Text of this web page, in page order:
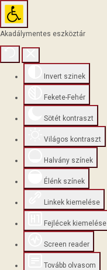
Akadálymentes eszköztár
Invert szinek
Fekete-Fehér
Sötét kontraszt
Világos kontraszt
Halvány színek
Élénk színek
Linkek kiemelése
Fejlécek kiemelése
Screen reader
Tovább olvasom